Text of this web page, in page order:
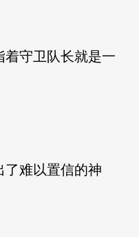
着守卫队长就是一
了难以置信的神